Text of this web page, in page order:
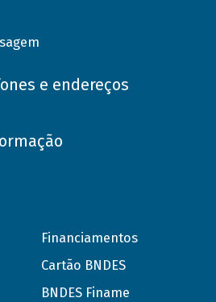
e endereços
Financiamentos
Cartão BNDES
BNDES Finame